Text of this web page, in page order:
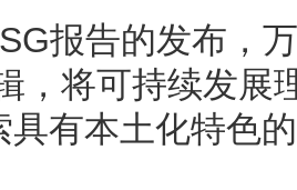
报告的发布，
，将可持续发展
具有本土化特色